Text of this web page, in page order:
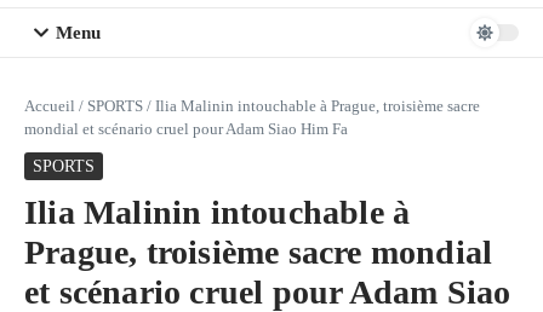
Menu
Accueil / SPORTS / Ilia Malinin intouchable à Prague, troisième sacre
mondial et scénario cruel pour Adam Siao Him Fa
SPORTS
Ilia Malinin intouchable à
Prague, troisième sacre mondial
et scénario cruel pour Adam Siao